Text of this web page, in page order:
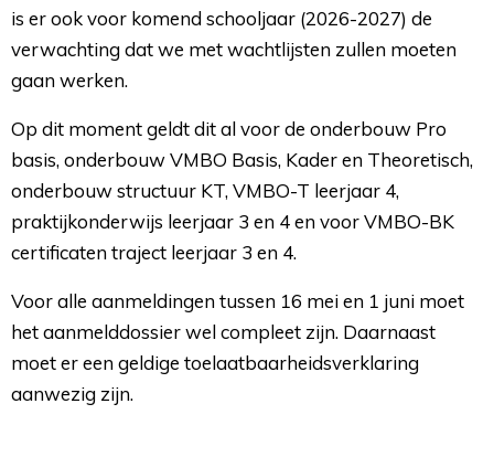
is er ook voor komend schooljaar (2026-2027) de
verwachting dat we met wachtlijsten zullen moeten
gaan werken.
Op dit moment geldt dit al voor de onderbouw Pro
basis, onderbouw VMBO Basis, Kader en Theoretisch,
onderbouw structuur KT, VMBO-T leerjaar 4,
praktijkonderwijs leerjaar 3 en 4 en voor VMBO-BK
certificaten traject leerjaar 3 en 4.
Voor alle aanmeldingen tussen 16 mei en 1 juni moet
het aanmelddossier wel compleet zijn. Daarnaast
moet er een geldige toelaatbaarheidsverklaring
aanwezig zijn.